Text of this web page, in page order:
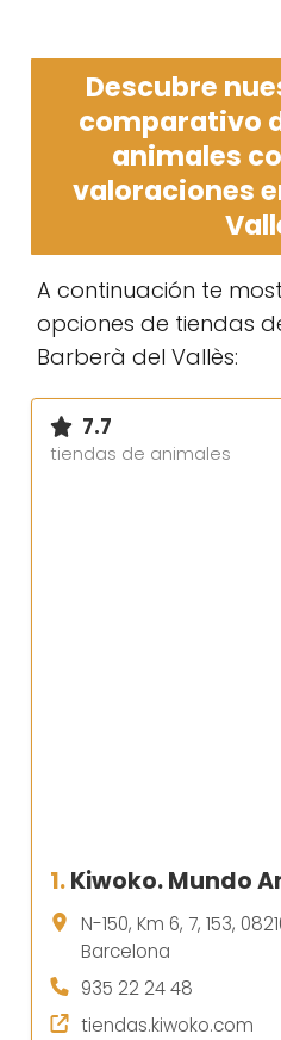
Descubre
comparativo
animales
valoraciones
A continuación te
opciones de tiendas
Barberà del Vallès:
7.7
tiendas de animales
1.Kiwoko. Mundo
N-150, Km 6, 7, 153,
Barcelona
935 22 24 48
tiendas.kiwoko.com